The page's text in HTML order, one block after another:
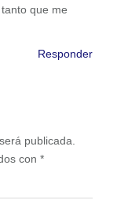
que me
Responder
publicada.
con *